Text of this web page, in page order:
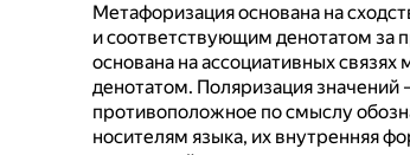
Метафоризация основана на
и соответствующим денотатом за
основана на ассоциативных
денотатом. Поляризация значений
противоположное по смыслу
носителям языка, их внутренняя